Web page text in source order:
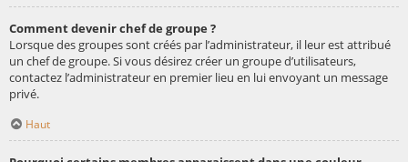
Comment devenir chef de groupe ?
Lorsque des groupes sont créés par l’administrateur, il leur est attribué
un chef de groupe. Si vous désirez créer un groupe d’utilisateurs,
contactez l’administrateur en premier lieu en lui envoyant un message
privé.
Haut